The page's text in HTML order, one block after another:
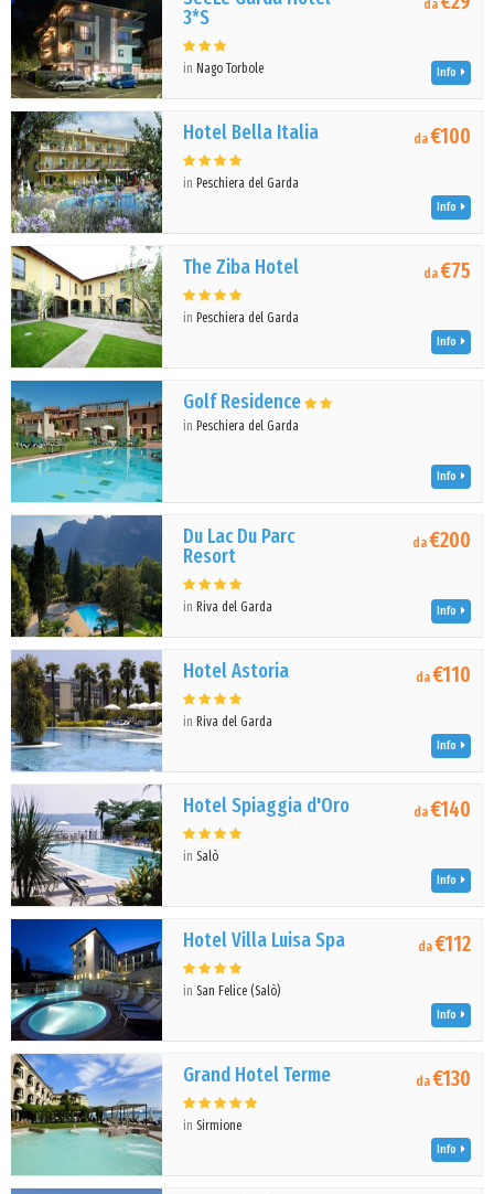
3*S
in Nago Torbole
da
Info
Hotel Bella Italia
in Peschiera del Garda
da€100
Info
The Ziba Hotel
in Peschiera del Garda
da€75
Info
Golf Residence
in Peschiera del Garda
Info
Du Lac Du Parc
Resort
in Riva del Garda
da€200
Info
Hotel Astoria
in Riva del Garda
da€110
Info
Hotel Spiaggia d'Oro
inSalò
da€140
Info
Hotel Villa Luisa Spa
inSan Felice (Salò)
da€112
Info
Grand Hotel Terme
inSirmione
da€130
Info